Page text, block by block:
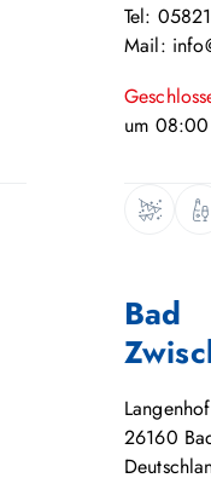
Tel:
Mail:
um 08:00
Bad
26160